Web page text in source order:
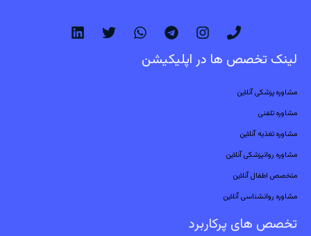
لینک تخصص ها در اپلیکیشن
مشاوره پزشکی آنلاین
مشاوره تلفنی
مشاوره تغذیه آنلاین
مشاوره روانپزشکی آنلاین
متخصص اطفال آنلاین
مشاوره روانشناسی آنلاین
تخصص های پرکاربرد